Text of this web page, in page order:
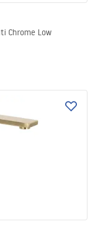
Chrome Low